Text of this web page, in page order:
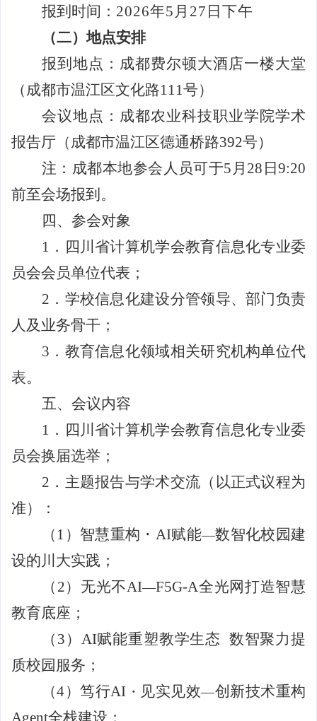
报到时间： 2026年5 月 27 日下午
（二）地点安排
报到地点： 成都费尔顿大酒店一楼大堂
（成都市温江区文化路111号）
会议地点：成都农业科技职业学院学术
报告厅（成都市温江区德通桥路392号）
注：成都本地参会人员可于5 月 28 日 9:20
前至会场报到。
四、参会对象
1 ． 四川省计算机学会教育信息化专业委
员会会员单位代表；
2 ．学校信息化建设分管领导、部门负责
人及业务骨干；
3 ．教育信息化领域相关研究机构单位代
表。
五、会议内容
1 ．四川省计算机学会教育信息化专业委
员会换届选举；
2 ．主题报告与学术交流（以正式议程为
准）：
（ 1 ）智慧重构・ AI赋能—数智化校园建
设的川大实践；
（ 2）无光不AI—F5G-A全光网打造智慧
教育底座；
（ 3 ） AI赋能重塑教学生态 数智聚力提
质校园服务；
（4）笃行AI ・ 见实见效—创新技术重构
Agent全栈建设 ；